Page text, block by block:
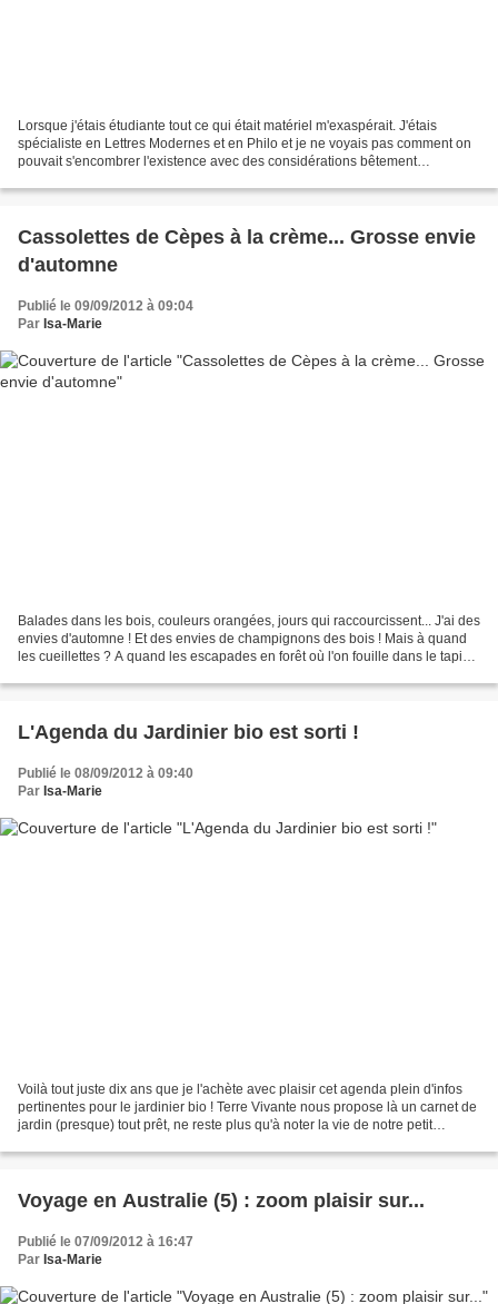
Lorsque j'étais étudiante tout ce qui était matériel m'exaspérait. J'étais
spécialiste en Lettres Modernes et en Philo et je ne voyais pas comment on
pouvait s'encombrer l'existence avec des considérations bêtement
Cassolettes de Cèpes à la crème... Grosse envie
d'automne
Publié le 09/09/2012 à 09:04
Par Isa-Marie
Balades dans les bois, couleurs orangées, jours qui raccourcissent... J'ai des
envies d'automne ! Et des envies de champignons des bois ! Mais à quand
les cueillettes ? A quand les escapades en forêt où l'on fouille dans le tapis
L'Agenda du Jardinier bio est sorti !
Publié le 08/09/2012 à 09:40
Par Isa-Marie
Voilà tout juste dix ans que je l'achète avec plaisir cet agenda plein d'infos
pertinentes pour le jardinier bio ! Terre Vivante nous propose là un carnet de
jardin (presque) tout prêt, ne reste plus qu'à noter la vie de notre petit
Voyage en Australie (5) : zoom plaisir sur...
Publié le 07/09/2012 à 16:47
Par Isa-Marie